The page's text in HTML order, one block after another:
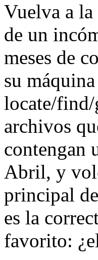
Vuelva a
de un
meses de
su
locate/find/
archivos
contengan
Abril, y
principal
es la
favorito: